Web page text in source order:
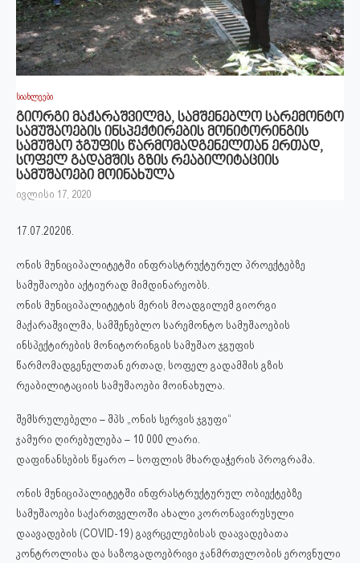
სიახლეები
გიორგი მაქარაშვილმა, სამშენებლო სარემონტო
სამუშაოების ინსპექტირების მონიტორინგის
სამუშაო ჯგუფის წარმომადგენელთან ერთად,
სოფელ გადამშის გზის რეაბილიტაციის
სამუშაოები მოინახულა
ივლისი 17, 2020
17.07.2020წ.
ონის მუნიციპალიტეტში ინფრასტრუქტურულ პროექტებზე
სამუშაოები აქტიურად მიმდინარეობს.
ონის მუნიციპალიტეტის მერის მოადგილემ გიორგი
მაქარაშვილმა, სამშენებლო სარემონტო სამუშაოების
ინსპექტირების მონიტორინგის სამუშაო ჯგუფის
წარმომადგენელთან ერთად, სოფელ გადამშის გზის
რეაბილიტაციის სამუშაოები მოინახულა.
შემსრულებელი – შპს „ონის სერვის ჯგუფი“
ჯამური ღირებულება – 10 000 ლარი.
დაფინანსების წყარო – სოფლის მხარდაჭერის პროგრამა.
ონის მუნიციპალიტეტში ინფრასტრუქტურულ ობიექტებზე
სამუშაოები საქართველოში ახალი კორონავირუსული
დაავადების (COVID-19) გავრცელებისას დაავადებათა
კონტროლისა და საზოგადოებრივი ჯანმრთელობის ეროვნული